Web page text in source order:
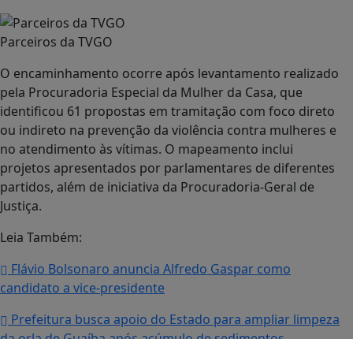
Parceiros da TVGO
O encaminhamento ocorre após levantamento realizado
pela Procuradoria Especial da Mulher da Casa, que
identificou 61 propostas em tramitação com foco direto
ou indireto na prevenção da violência contra mulheres e
no atendimento às vítimas. O mapeamento inclui
projetos apresentados por parlamentares de diferentes
partidos, além de iniciativa da Procuradoria-Geral de
Justiça.
Leia Também:
Flávio Bolsonaro anuncia Alfredo Gaspar como
candidato a vice-presidente
Prefeitura busca apoio do Estado para ampliar limpeza